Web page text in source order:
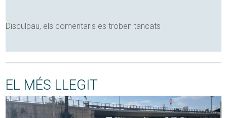
Disculpau, els comentaris es troben tancats
EL MÉS LLEGIT